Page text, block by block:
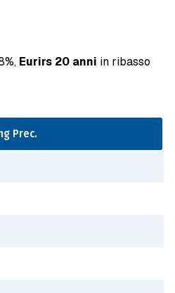
Eurirs 20 anni in ribasso
Prec.